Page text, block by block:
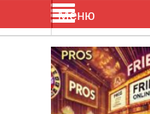
Меню